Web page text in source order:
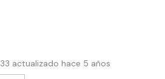
actualizado hace 5 años